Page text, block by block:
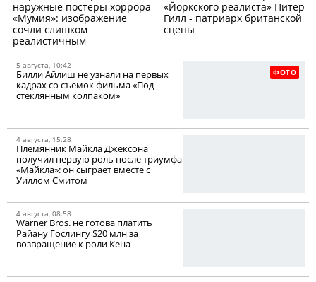
наружные постеры хоррора
«Мумия»: изображение
сочли слишком
реалистичным
«Йоркского реалиста» Питер
Гилл - патриарх британской
сцены
ФОТО
5 августа, 10:42
Билли Айлиш не узнали на первых
кадрах со съемок фильма «Под
стеклянным колпаком»
4 августа, 15:28
Племянник Майкла Джексона
получил первую роль после триумфа
«Майкла»: он сыграет вместе с
Уиллом Смитом
4 августа, 08:58
Warner Bros. не готова платить
Райану Гослингу $20 млн за
возвращение к роли Кена